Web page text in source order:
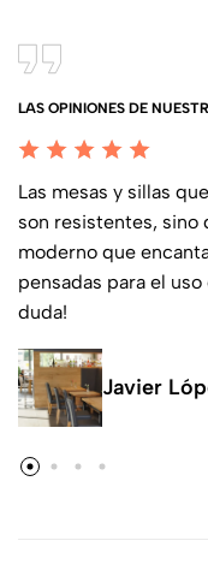
LAS OPINIONES DE
Las mesas y sillas
son resistentes, sino
moderno que
pensadas para el
duda!
Javier